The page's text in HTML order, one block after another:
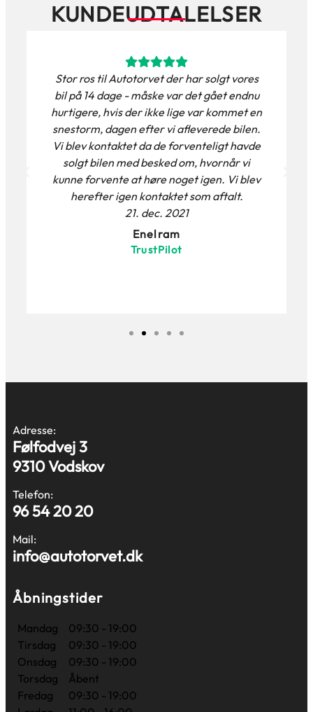
KUNDEUDTALELSER
Stor ros til Autotorvet der har solgt vores
bil på 14 dage - måske var det gået endnu
hurtigere, hvis der ikke lige var kommet en
snestorm, dagen efter vi afleverede bilen.
Vi blev kontaktet da de forventeligt havde
solgt bilen med besked om, hvornår vi
kunne forvente at høre noget igen. Vi blev
herefter igen kontaktet som aftalt.
21. dec. 2021
Enelram
TrustPilot
Adresse:
Følfodvej 3
9310 Vodskov
Telefon:
96 54 20 20
Mail:
info@autotorvet.dk
Åbningstider
Mandag
09:30 - 19:00
Tirsdag
09:30 - 19:00
Onsdag
09:30 - 19:00
Torsdag
Åbent
Fredag
09:30 - 19:00